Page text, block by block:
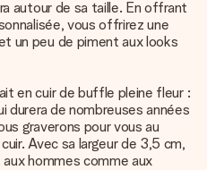
autour de sa taille. En offrant
vous offrirez une
un peu de piment aux looks
en cuir de buffle pleine fleur :
durera de nombreuses années
graverons pour vous au
Avec sa largeur de 3,5 cm,
hommes comme aux